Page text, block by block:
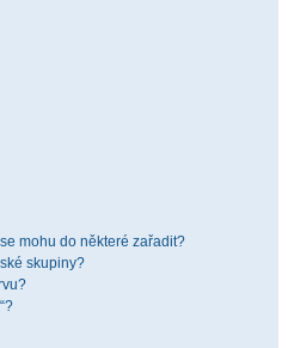
mohu do některé zařadit?
skupiny?